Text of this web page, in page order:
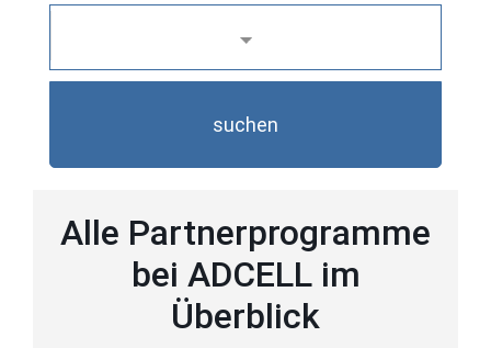
suchen
Alle Partnerprogramme
bei ADCELL im
Überblick